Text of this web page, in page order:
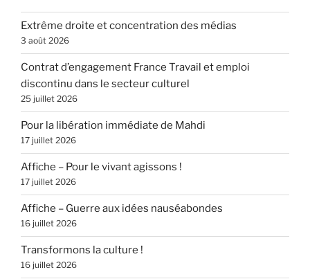
Extrême droite et concentration des médias
3 août 2026
Contrat d’engagement France Travail et emploi
discontinu dans le secteur culturel
25 juillet 2026
Pour la libération immédiate de Mahdi
17 juillet 2026
Affiche – Pour le vivant agissons !
17 juillet 2026
Affiche – Guerre aux idées nauséabondes
16 juillet 2026
Transformons la culture !
16 juillet 2026